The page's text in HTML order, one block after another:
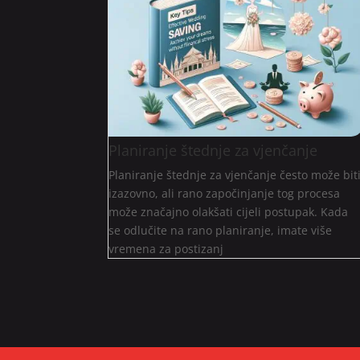
Planiranje štednje za vjenčanje
Planiranje štednje za vjenčanje često može
izazovno, ali rano započinjanje tog procesa
može značajno olakšati cijeli postupak. Kada
se odlučite na rano planiranje, imate više
vremena za postizanj